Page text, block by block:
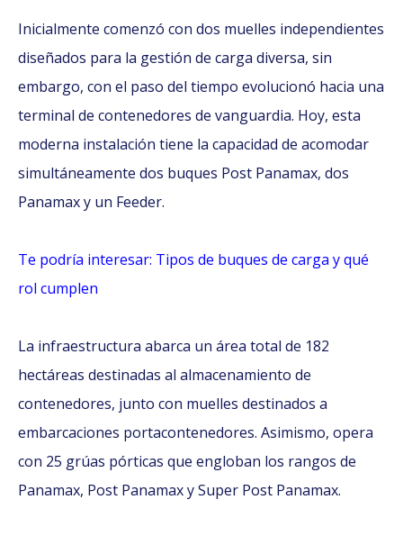
Inicialmente comenzó con dos muelles independientes
diseñados para la gestión de carga diversa, sin
embargo, con el paso del tiempo evolucionó hacia una
terminal de contenedores de vanguardia. Hoy, esta
moderna instalación tiene la capacidad de acomodar
simultáneamente dos buques Post Panamax, dos
Panamax y un Feeder.
Te podría interesar: Tipos de buques de carga y qué
rol cumplen
La infraestructura abarca un área total de 182
hectáreas destinadas al almacenamiento de
contenedores, junto con muelles destinados a
embarcaciones portacontenedores. Asimismo, opera
con 25 grúas pórticas que engloban los rangos de
Panamax, Post Panamax y Super Post Panamax.